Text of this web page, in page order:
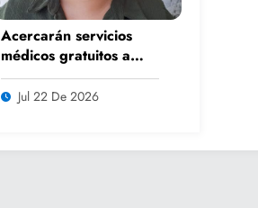
Acercarán servicios
médicos gratuitos a
comunidades con
Caravana de Salud
Jul 22 De 2026